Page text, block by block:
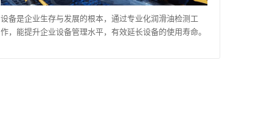
设备是企业生存与发展的根本，通过专业化润滑油检测工
作，能提升企业设备管理水平，有效延长设备的使用寿命。